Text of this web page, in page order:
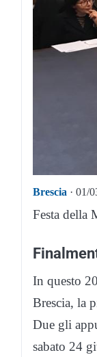
Brescia · 01/
Festa della
In questo
Brescia, la
Due gli
sabato 24